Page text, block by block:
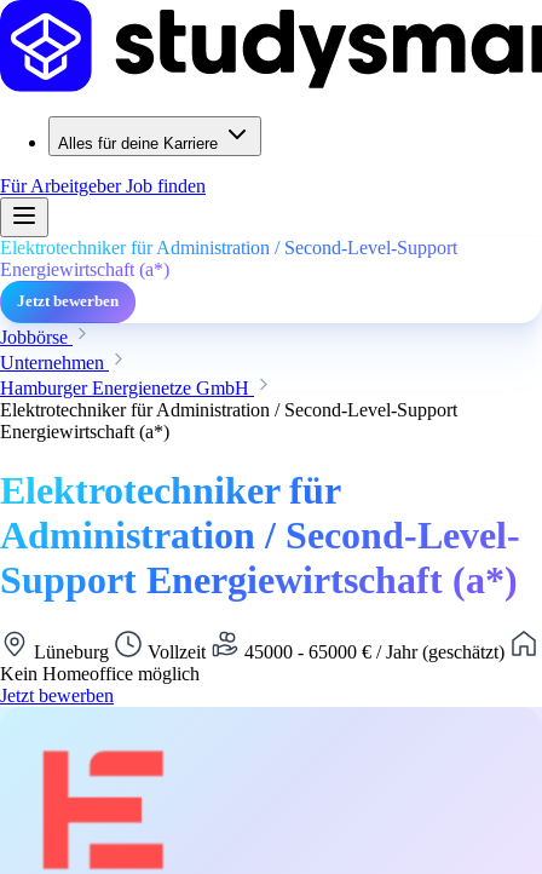
Alles für deine Karriere
Für ArbeitgeberJob finden
Elektrotechniker für Administration / Second-Level-Support
Energiewirtschaft (a*)
Jetzt bewerben
Jobbörse
Unternehmen
Hamburger Energienetze GmbH
Elektrotechniker für Administration / Second-Level-Support
Energiewirtschaft (a*)
Elektrotechniker für
Administration / Second-Level-
Support Energiewirtschaft (a*)
Lüneburg Vollzeit
45000 - 65000 € / Jahr (geschätzt)
Kein Homeoffice möglich
Jetzt bewerben